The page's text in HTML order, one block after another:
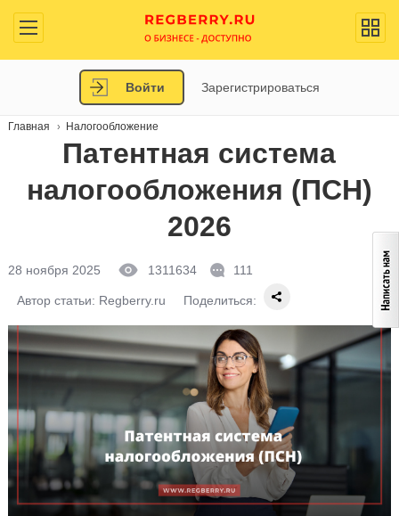
Войти Зарегистрироваться
Главная Налогообложение
Патентная система
налогообложения (ПСН)
2026
28 ноября 2025 1311634 111
Автор статьи: Regberry.ru Поделиться: